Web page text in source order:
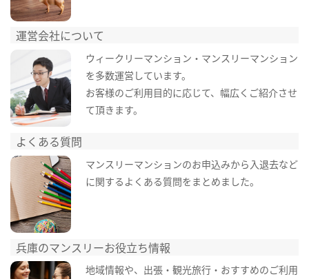
運営会社について
ウィークリーマンション・マンスリーマンション
を多数運営しています。
お客様のご利用目的に応じて、幅広くご紹介させ
て頂きます。
よくある質問
マンスリーマンションのお申込みから入退去など
に関するよくある質問をまとめました。
兵庫のマンスリーお役立ち情報
地域情報や、出張・観光旅行・おすすめのご利用